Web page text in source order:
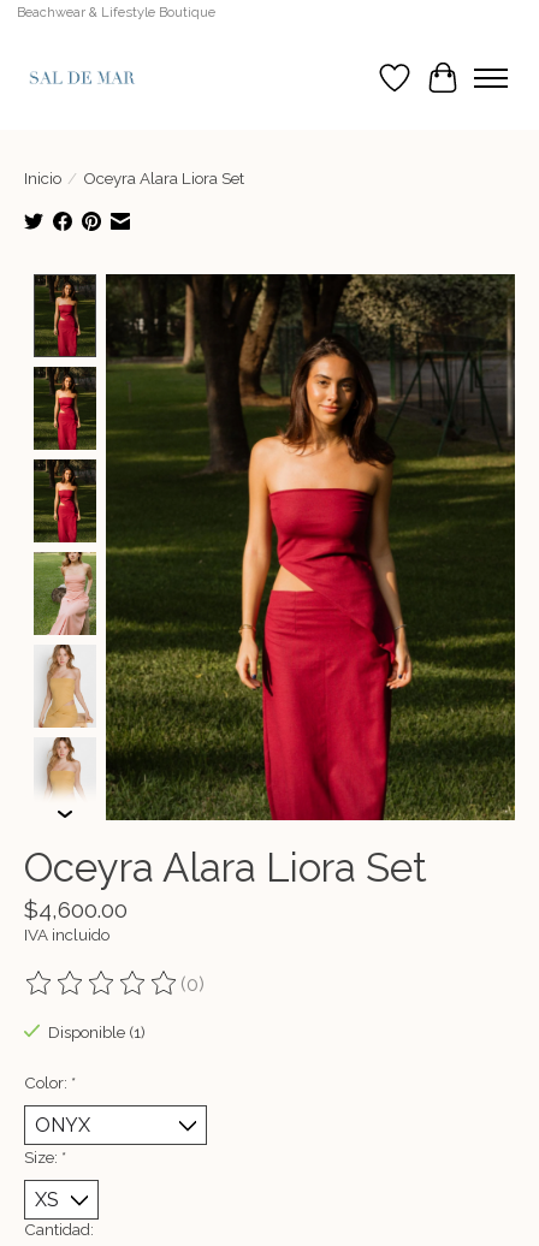
Beachwear & Lifestyle Boutique
Lista de deseos
Cesta
Inicio / Oceyra Alara Liora Set
Product image slideshow Items
Oceyra Alara Liora Set
$4,600.00
IVA incluido
The rating of this product is
(0)
Disponible (1)
Color: *
Size: *
Cantidad: